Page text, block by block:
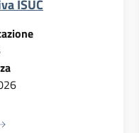
ISUC
DI CHIUSURA